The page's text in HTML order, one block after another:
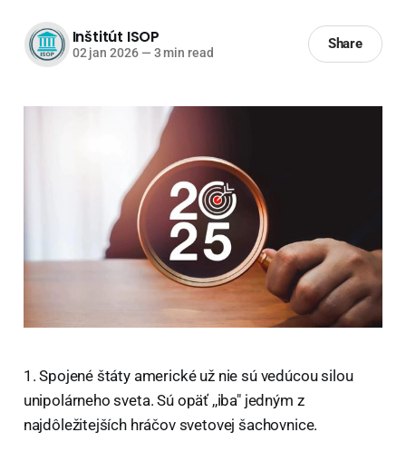
Inštitút ISOP
02 jan 2026 — 3 min read
Share
1. Spojené štáty americké už nie sú vedúcou silou
unipolárneho sveta. Sú opäť ,,iba" jedným z
najdôležitejších hráčov svetovej šachovnice.